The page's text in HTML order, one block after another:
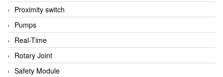
Proximity switch
Pumps
Real-Time
Rotary Joint
Safety Module